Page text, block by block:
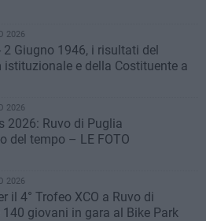
2026
2 Giugno 1946, i risultati del
istituzionale e della Costituente a
2026
2026: Ruvo di Puglia
del tempo – LE FOTO
2026
il 4° Trofeo XCO a Ruvo di
giovani in gara al Bike Park